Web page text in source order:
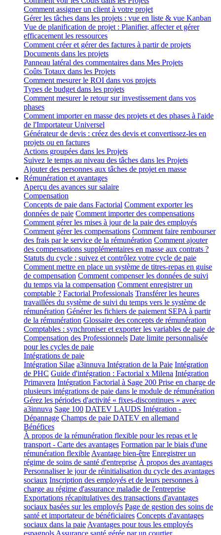
Comment assigner un client à votre projet
Gérer les tâches dans les projets : vue en liste & vue Kanban
Vue de planification de projet : Planifier, affecter et gérer
efficacement les ressources
Comment créer et gérer des factures à partir de projets
Documents dans les projets
Panneau latéral des commentaires dans Mes Projets
Coûts Totaux dans les Projets
Comment mesurer le ROI dans vos projets
Types de budget dans les projets
Comment mesurer le retour sur investissement dans vos
phases
Comment importer en masse des projets et des phases à l'aide
de l'Importateur Universel
Générateur de devis : créez des devis et convertissez-les en
projets ou en factures
Actions groupées dans les Projets
Suivez le temps au niveau des tâches dans les Projets
Ajouter des personnes aux tâches de projet en masse
Rémunération et avantages
Aperçu des avances sur salaire
Compensation
Concepts de paie dans Factorial Comment exporter les
données de paie Comment importer des compensations
Comment gérer les mises à jour de la paie des employés
Comment gérer les compensations Comment faire rembourser
des frais par le service de la rémunération Comment ajouter
des compensations supplémentaires en masse aux contrats ?
Statuts du cycle : suivez et contrôlez votre cycle de paie
Comment mettre en place un système de titres-repas en guise
de compensation Comment compenser les données de suivi
du temps via la compensation Comment enregistrer un
comptable ? Factorial Professionals Transférer les heures
travaillées du système de suivi du temps vers le système de
rémunération Générer les fichiers de paiement SEPA à partir
de la rémunération Glossaire des concepts de rémunération
Comptables : synchroniser et exporter les variables de paie de
Compensation des Professionnels Date limite personnalisée
pour les cycles de paie
Intégrations de paie
Intégration Silae a3innuva Intégration de la Paie Intégration
de PHC Guide d'intégration : Factorial x Milena Intégration
Primavera Intégration Factorial à Sage 200 Prise en charge de
plusieurs intégrations de paie dans le module de rémunération
Gérez les périodes d'activité « fixes-discontinues » avec
a3innuva Sage 100 DATEV LAUDS Intégration -
Dépannage Champs de paie DATEV en allemand
Bénéfices
À propos de la rémunération flexible pour les repas et le
transport - Carte des avantages Formation par le biais d'une
rémunération flexible Avantage bien-être Enregistrer un
régime de soins de santé d'entreprise À propos des avantages
Personnaliser le jour de réinitialisation du cycle des avantages
sociaux Inscription des employés et de leurs personnes à
charge au régime d'assurance maladie de l'entreprise
Exportations récapitulatives des transactions d'avantages
sociaux basées sur les employés Page de gestion des soins de
santé et importateur de bénéficiaires Concepts d'avantages
sociaux dans la paie Avantages pour tous les employés
espagnols Assurance santé gérée par un courtier